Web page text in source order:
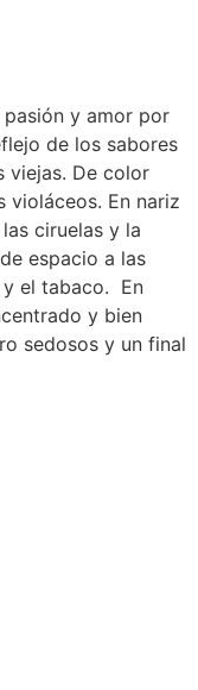
y amor por
de los sabores
viejas. De color
En nariz
ciruelas y la
espacio a las
y el tabaco. En
y bien
sedosos y un final